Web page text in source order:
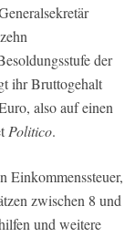
der
ihr Bruttogehalt
also auf einen
Politico.
Einkommenssteuer,
zwischen 8 und
und weitere